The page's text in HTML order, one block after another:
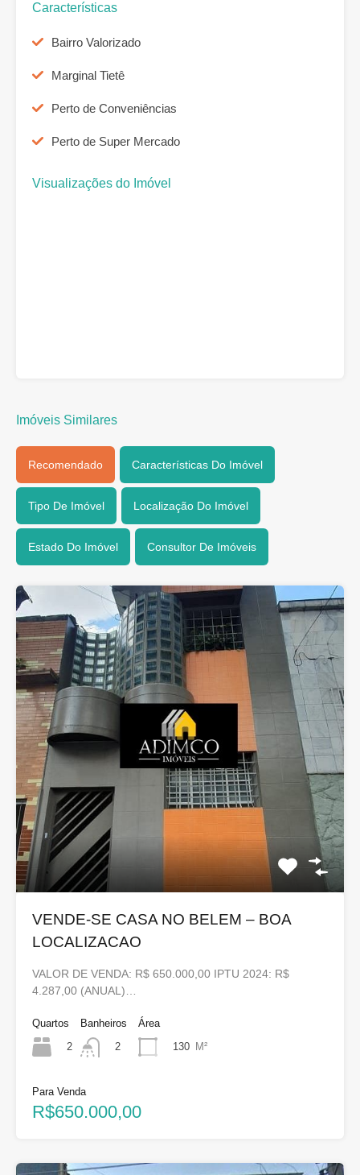
Características
Bairro Valorizado
Marginal Tietê
Perto de Conveniências
Perto de Super Mercado
Visualizações do Imóvel
Imóveis Similares
Recomendado Características Do Imóvel
Tipo De Imóvel Localização Do Imóvel
Estado Do Imóvel Consultor De Imóveis
VENDE-SE CASA NO BELEM – BOA
LOCALIZACAO
VALOR DE VENDA: R$ 650.000,00 IPTU 2024: R$
4.287,00 (ANUAL)…
Quartos
2
Banheiros
2
Área
130 M²
Para Venda
R$650.000,00